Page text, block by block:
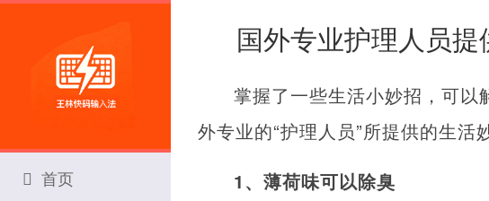
国外专业护理人员
掌握了一些生活小妙招，可以
外专业的“护理人员”所提供的生活
1、薄荷味可以除臭
首页